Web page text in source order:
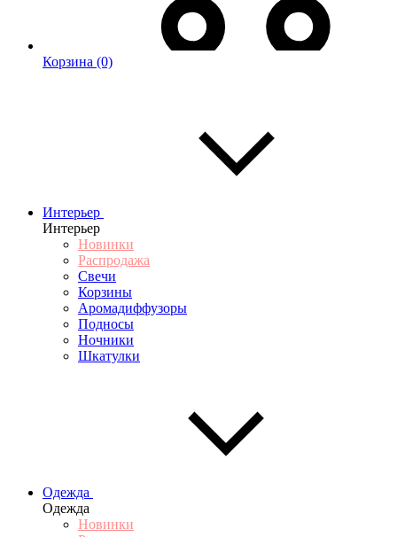
Корзина (0)
Интерьер
Интерьер
Новинки
Распродажа
Свечи
Корзины
Аромадиффузоры
Подносы
Ночники
Шкатулки
Одежда
Одежда
Новинки